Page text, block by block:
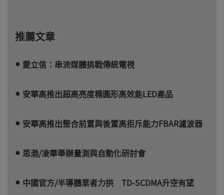
推薦文章
愛立信：串流媒體挑戰傳統電視
安華高推出超高亮度橢圓形高效能LED產品
安華高推出整合前置與後置高拒斥能力FBAR濾波器
思渤/凌華舉辦量測與自動化研討會
中國官方/半導體業者力拱 TD-SCDMA升空有望